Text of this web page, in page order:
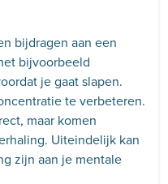
bijdragen aan een
bijvoorbeeld
je gaat slapen.
te verbeteren.
maar komen
Uiteindelijk kan
zijn aan je mentale